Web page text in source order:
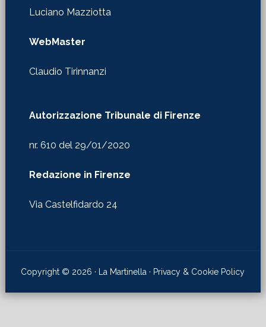
Luciano Mazziotta
WebMaster
Claudio Tirinnanzi
Autorizzazione Tribunale di Firenze
nr. 610 del 29/01/2020
Redazione in Firenze
Via Castelfidardo 24
Copyright © 2026 · La Martinella · Privacy & Cookie Policy